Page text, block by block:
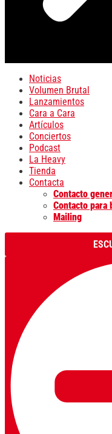
Noticias
Volumen Brutal
Lanzamientos
Cara a Cara
Artículos
Conciertos
Podcast
La Heavy
Tienda
Contacta
Contacto
Contacto para
Mailing